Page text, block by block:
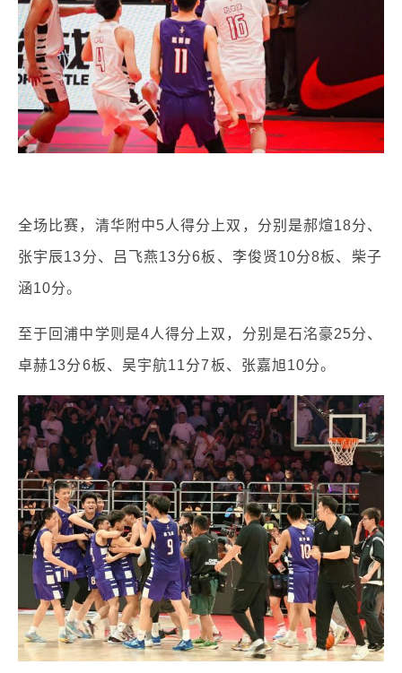
全场比赛，清华附中5人得分上双，分别是郝煊18分、
张宇辰13分、吕飞燕13分6板、李俊贤10分8板、柴子
涵10分。
至于回浦中学则是4人得分上双，分别是石洺豪25分、
卓赫13分6板、吴宇航11分7板、张嘉旭10分。